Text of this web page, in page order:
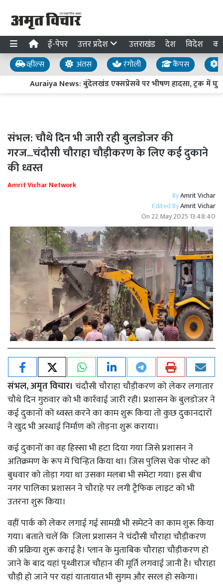
ई-पेपर उत्तर प्रदेश उत्तराखंड देश विदेश
व्हील्स अंतस रंगोली कैंपस
Auraiya News: बुंदेलखंड एक्सप्रेसवे पर भीषण हादसा, ट्रक में
संभल: चौथे दिन भी जारी रही बुलडोजर की
गरज...चंदौसी चौराहा चौड़ीकरण के लिए कई दुकाने
की ध्वस्त
Amrit Vichar Network
ByAmrit Vichar
Edited ByAmrit Vichar
On 22 May 2025 13:48:40
संभल, अमृत विचार। चंदौसी चौराहा चौड़ीकरण को लेकर लगातार
चौथे दिन गुरुवार को भी कार्रवाई जारी रही। प्रशासन के बुलडोजर ने
कई दुकानों को ध्वस्त करने का काम शुरू किया तो कुछ दुकानदारों
ने खुद भी अस्थाई निर्माण को तोड़ना शुरू कराया।
कई दुकानों का वह हिस्सा भी हटा दिया गया जिसे प्रशासन ने
अतिक्रमण के रूप में चिन्हित किया था। जिस पुलिस चेक पोस्ट को
बुधवार को तोड़ा गया था उसका मलबा भी समेटा गया। इस बीच
नगर पालिका प्रशासन ने चौराहे पर लगी ट्रैफिक लाइट को भी
उतरना शुरू किया।
वहीं पार्क को लेकर लगाई गई सामग्री भी समेटने का काम शुरू किया
गया। बताते चलें कि जिला प्रशासन ने चंदौसी चौराहा चौड़ीकरण
की प्रक्रिया शुरू कराई है। प्लान के मुताबिक चौराहा चौड़ीकरण हो
जाने के बाद यहां पृथ्वीराज चौहान की मूर्ति लगवाई जानी है। चौराहा
चौड़ी हो जाने पर यहां यातायात भी सुगम और सरल हो सकेगा।